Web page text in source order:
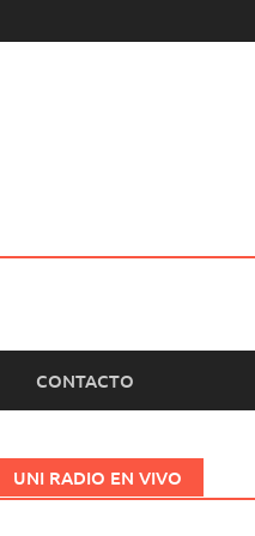
CONTACTO
UNI RADIO EN VIVO